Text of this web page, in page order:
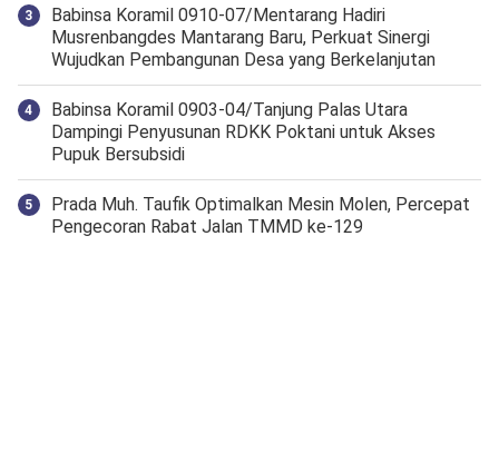
Babinsa Koramil 0910-07/Mentarang Hadiri
Musrenbangdes Mantarang Baru, Perkuat Sinergi
Wujudkan Pembangunan Desa yang Berkelanjutan
‎Babinsa Koramil 0903-04/Tanjung Palas Utara
Dampingi Penyusunan RDKK Poktani untuk Akses
Pupuk Bersubsidi
Prada Muh. Taufik Optimalkan Mesin Molen, Percepat
Pengecoran Rabat Jalan TMMD ke-129